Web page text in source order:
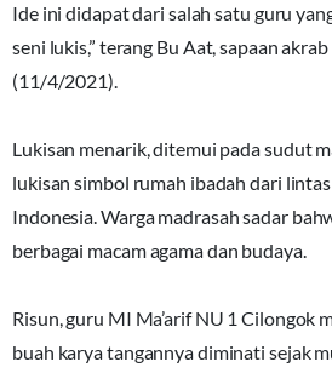
Ide ini didapat dari salah satu guru
seni lukis,” terang Bu Aat, sapaan
(11/4/2021).
Lukisan menarik, ditemui pada sudut
lukisan simbol rumah ibadah dari
Indonesia. Warga madrasah sadar
berbagai macam agama dan budaya.
Risun, guru MI Ma’arif NU 1 Cilongok
buah karya tangannya diminati sejak